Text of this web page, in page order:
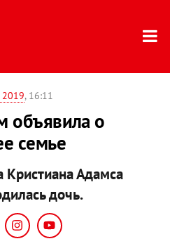
2019, 16:11
объявила о
семье
Адамса
дочь.